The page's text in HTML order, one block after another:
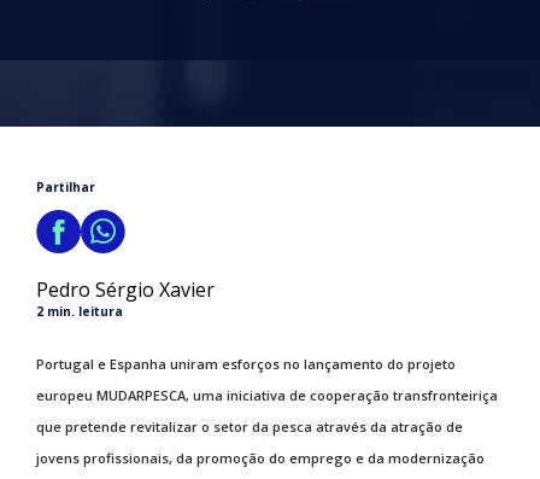
Partilhar
Pedro Sérgio Xavier
2 min. leitura
Portugal e Espanha uniram esforços no lançamento do projeto
europeu MUDARPESCA, uma iniciativa de cooperação transfronteiriça
que pretende revitalizar o setor da pesca através da atração de
jovens profissionais, da promoção do emprego e da modernização